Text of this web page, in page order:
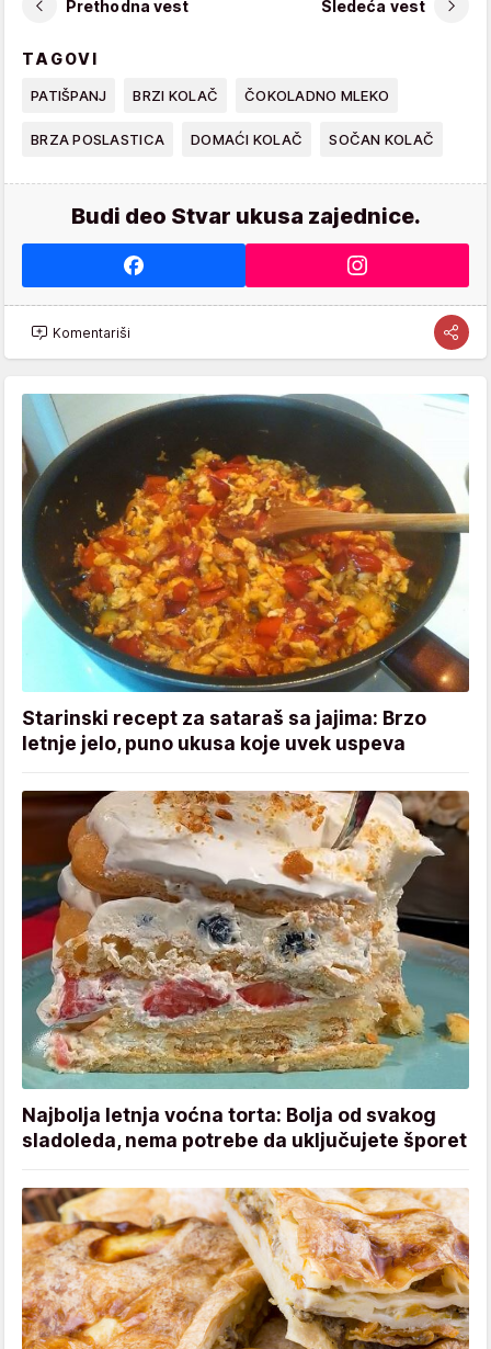
Prethodna vest Sledeća vest
TAGOVI
PATIŠPANJ BRZI KOLAČ ČOKOLADNO MLEKO
BRZA POSLASTICA DOMAĆI KOLAČ SOČAN KOLAČ
Budi deo Stvar ukusa zajednice.
Komentariši
Starinski recept za sataraš sa jajima: Brzo
letnje jelo, puno ukusa koje uvek uspeva
Najbolja letnja voćna torta: Bolja od svakog
sladoleda, nema potrebe da uključujete šporet